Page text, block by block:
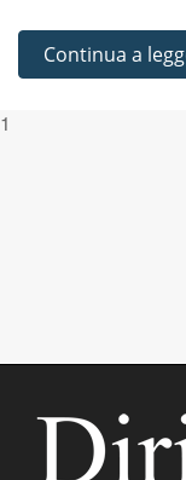
Continua a
1